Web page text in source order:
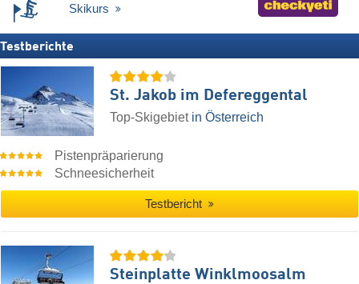
Skikurs
Testberichte
St. Jakob im Defereggental
Top-Skigebiet in Österreich
Pistenpräparierung
Schneesicherheit
Testbericht
Steinplatte Winklmoosalm